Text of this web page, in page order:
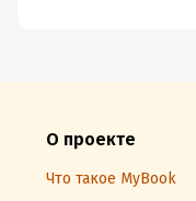
О проекте
Что такое MyBook